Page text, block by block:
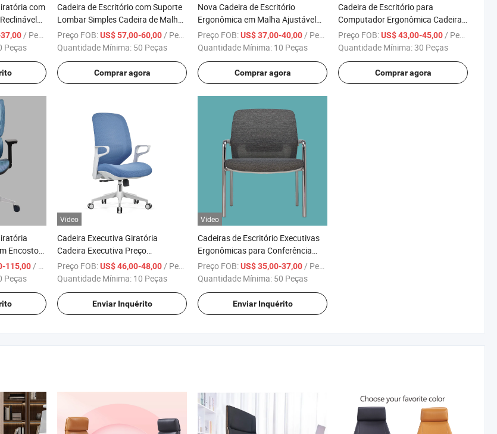
com
/ Peça
Peças
Cadeira de Escritório com Suporte
Lombar Simples Cadeira de Malha
Ergonômica à Venda
Preço FOB:US$ 57,00-60,00 / Peça
Quantidade Mínima: 50 Peças
Comprar agora
Nova Cadeira de Escritório
Ergonômica em Malha Ajustável
em Altura com Suporte Lombar
Preço FOB:US$ 37,00-40,00 / Peça
Quantidade Mínima: 10 Peças
Comprar agora
Cadeira de Escritório para
Computador Ergonômica Cadeira
de Tarefa para Computador Preço
para Mobiliário em Malha Giratória
Preço FOB:US$ 43,00-45,00 / Peça
Quantidade Mínima:30 Peças
Comprar agora
Encosto
para
115,00 / Peça
Peças
Vídeo
Cadeira Executiva Giratória
Cadeira Executiva Preço
Bangladesh Cadeira de Malha para
Escritório Giratória
Preço FOB:US$ 46,00-48,00 / Peça
Quantidade Mínima: 10 Peças
Enviar Inquérito
Vídeo
Cadeiras de Escritório Executivas
Ergonômicas para Conferência
Cadeira de Malha Metálica
Preço FOB:US$ 35,00-37,00 / Peça
Quantidade Mínima: 50 Peças
Enviar Inquérito